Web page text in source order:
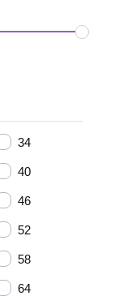
34
40
46
52
58
64